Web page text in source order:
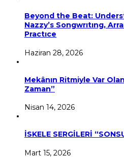
Beyond the Beat:
Nazzy’s Songwrıtıng,
Practıce
Haziran 28, 2026
Mekânın Ritmiyle Var
Zaman”
Nisan 14, 2026
İSKELE SERGİLERİ
Mart 15, 2026